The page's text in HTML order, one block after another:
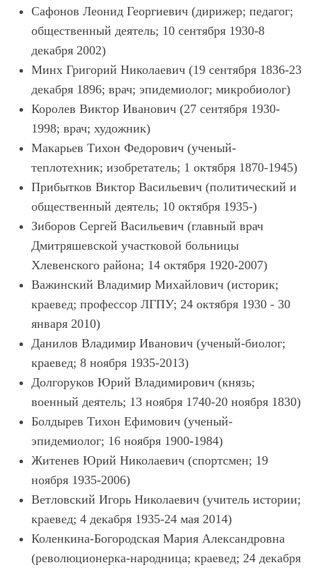
Сафонов Леонид Георгиевич (дирижер; педагог;
общественный деятель; 10 сентября 1930-8
декабря 2002)
Минх Григорий Николаевич (19 сентября 1836-23
декабря 1896; врач; эпидемиолог; микробиолог)
Королев Виктор Иванович (27 сентября 1930-
1998; врач; художник)
Макарьев Тихон Федорович (ученый-
теплотехник; изобретатель; 1 октября 1870-1945)
Прибытков Виктор Васильевич (политический и
общественный деятель; 10 октября 1935-)
Зиборов Сергей Васильевич (главный врач
Дмитряшевской участковой больницы
Хлевенского района; 14 октября 1920-2007)
Важинский Владимир Михайлович (историк;
краевед; профессор ЛГПУ; 24 октября 1930 - 30
января 2010)
Данилов Владимир Иванович (ученый-биолог;
краевед; 8 ноября 1935-2013)
Долгоруков Юрий Владимирович (князь;
военный деятель; 13 ноября 1740-20 ноября 1830)
Болдырев Тихон Ефимович (ученый-
эпидемиолог; 16 ноября 1900-1984)
Житенев Юрий Николаевич (спортсмен; 19
ноября 1935-2006)
Ветловский Игорь Николаевич (учитель истории;
краевед; 4 декабря 1935-24 мая 2014)
Коленкина-Богородская Мария Александровна
(революционерка-народница; краевед; 24 декабря